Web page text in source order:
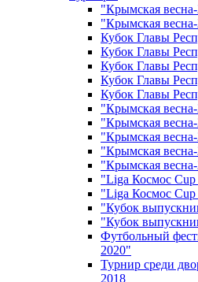
"Крымская
"Крымская
Кубок Главы
Кубок Главы
Кубок Главы
Кубок Главы
Кубок Главы
"Крымская
"Крымская
"Крымская
"Крымская
"Крымская
"Liga Космос Cup
"Liga Космос Cup
"Кубок
"Кубок
Футбольный
2020"
Турнир среди
2018